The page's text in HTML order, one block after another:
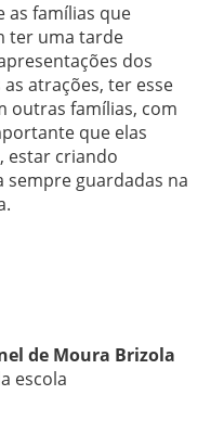
as famílias que
ter uma tarde
dos
atrações, ter esse
outras famílias, com
que elas
estar criando
sempre guardadas na
de Moura Brizola
escola